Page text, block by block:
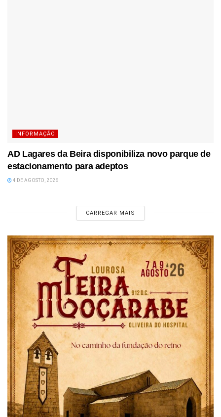
INFORMAÇÃO
AD Lagares da Beira disponibiliza novo parque de
estacionamento para adeptos
4 DE AGOSTO, 2026
CARREGAR MAIS